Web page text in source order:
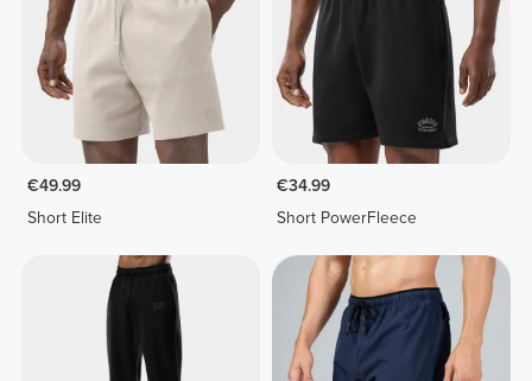
€49.99
Short Elite
€34.99
Short PowerFleece